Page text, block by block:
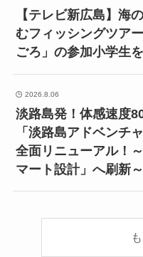
【テレビ新広島】海
むフィッシングツア
ごろ」の参加小学生
2026.8.06
淡路島発！体感速度
「淡路島アドベンチ
全面リニューアル！
マート設計」へ刷新～